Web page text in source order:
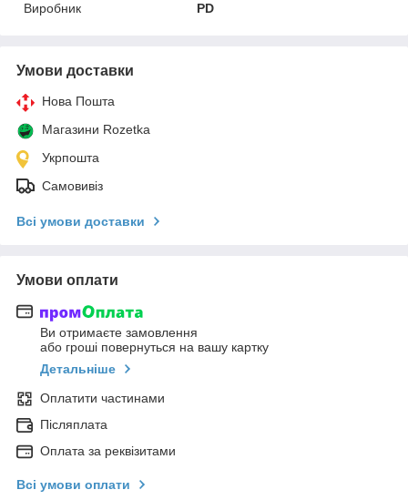
Виробник
PD
Умови доставки
Нова Пошта
Магазини Rozetka
Укрпошта
Самовивіз
Всі умови доставки
Умови оплати
Ви отримаєте замовлення
або гроші повернуться на вашу картку
Детальніше
Оплатити частинами
Післяплата
Оплата за реквізитами
Всі умови оплати